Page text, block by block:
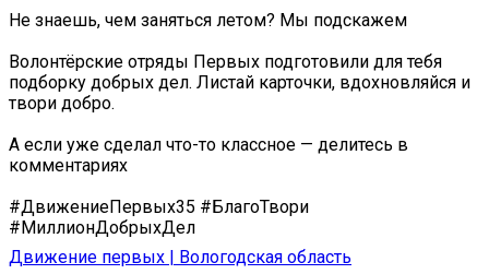
Не знаешь, чем заняться летом? Мы подскажем
Волонтёрские отряды Первых подготовили для тебя
подборку добрых дел. Листай карточки, вдохновляйся и
твори добро.
А если уже сделал что-то классное — делитесь в
комментариях
#ДвижениеПервых35 #БлагоТвори
#МиллионДобрыхДел
Движение первых | Вологодская область